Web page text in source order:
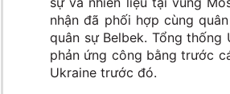
nhận đã phối hợp cùng
quân sự Belbek. Tổng thống
phản ứng công bằng trước
Ukraine trước đó.